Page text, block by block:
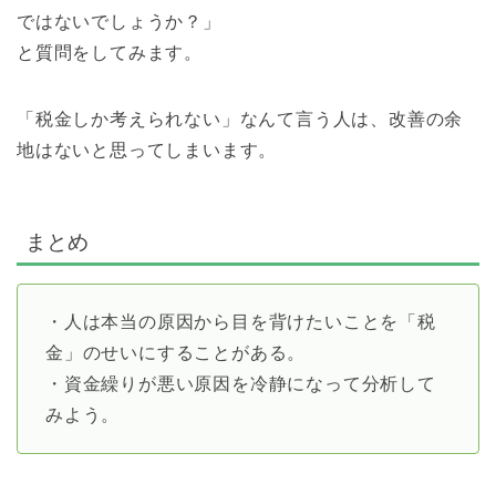
ではないでしょうか？」
と質問をしてみます。
「税金しか考えられない」なんて言う人は、改善の余
地はないと思ってしまいます。
まとめ
・人は本当の原因から目を背けたいことを「税
金」のせいにすることがある。
・資金繰りが悪い原因を冷静になって分析して
みよう。